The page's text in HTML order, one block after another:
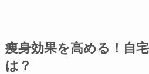
痩身効果を高める！自
は？